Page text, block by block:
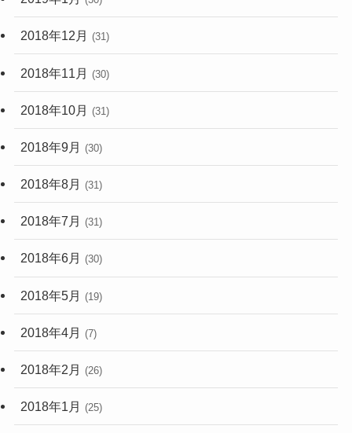
2018年12月 (31)
2018年11月 (30)
2018年10月 (31)
2018年9月 (30)
2018年8月 (31)
2018年7月 (31)
2018年6月 (30)
2018年5月 (19)
2018年4月 (7)
2018年2月 (26)
2018年1月 (25)